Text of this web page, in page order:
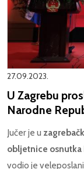
27.09.2023.
U Zagrebu
Narodne
Jučer je u
obljetnice osnutka
vodio je